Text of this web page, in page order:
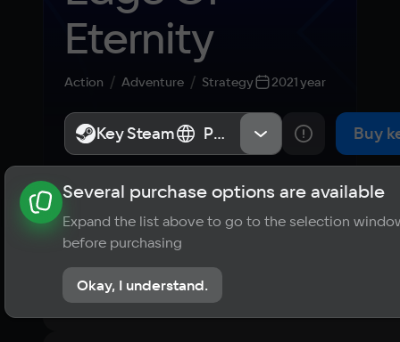
Eternity
Action Adventure Strategy 2021 year
Key Steam Россия Buy
About the game News Requirements
? Player ratings
No reviews
Key Steam Россия
Several purchase options are available
Expand the list above to go to the selection
before purchasing
Okay, I understand.